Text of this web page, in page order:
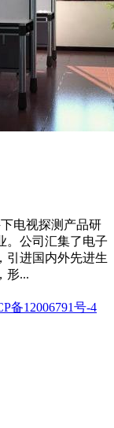
电视探测产品研
。公司汇集了电子
引进国内外先进生
形...
备12006791号-4